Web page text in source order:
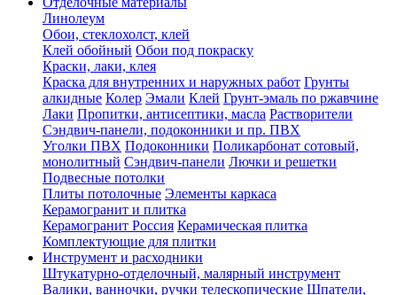
Линолеум
Обои, стеклохолст, клей
Клей обойный Обои под покраску
Краски, лаки, клея
Краска для внутренних и наружных работ Грунты
алкидные Колер Эмали Клей Грунт-эмаль по ржавчине
Лаки Пропитки, антисептики, масла Растворители
Сэндвич-панели, подоконники и пр. ПВХ
Уголки ПВХ Подоконники Поликарбонат сотовый,
монолитный Сэндвич-панели Лючки и решетки
Подвесные потолки
Плиты потолочные Элементы каркаса
Керамогранит и плитка
Керамогранит Россия Керамическая плитка
Комплектующие для плитки
Инструмент и расходники
Штукатурно-отделочный, малярный инструмент
Валики, ванночки, ручки телескопические Шпатели,